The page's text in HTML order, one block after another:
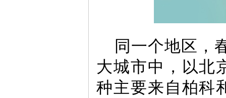
同一个地区，
大城市中，以北
种主要来自柏科